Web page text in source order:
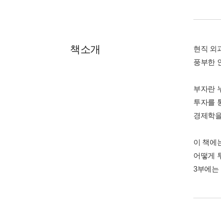
책소개
현직 외
풍부한
부자란
투자를
경제학
이 책에
어떻게
3부에는